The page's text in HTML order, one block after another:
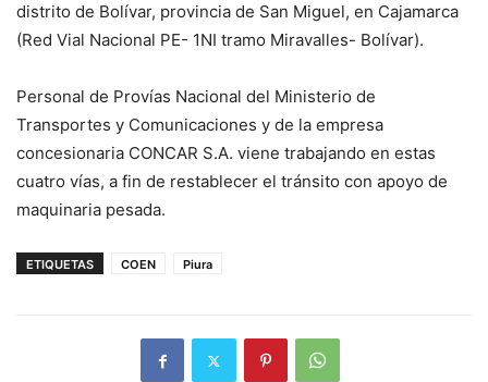
distrito de Bolívar, provincia de San Miguel, en Cajamarca
(Red Vial Nacional PE- 1NI tramo Miravalles- Bolívar).
Personal de Provías Nacional del Ministerio de
Transportes y Comunicaciones y de la empresa
concesionaria CONCAR S.A. viene trabajando en estas
cuatro vías, a fin de restablecer el tránsito con apoyo de
maquinaria pesada.
ETIQUETAS COEN Piura